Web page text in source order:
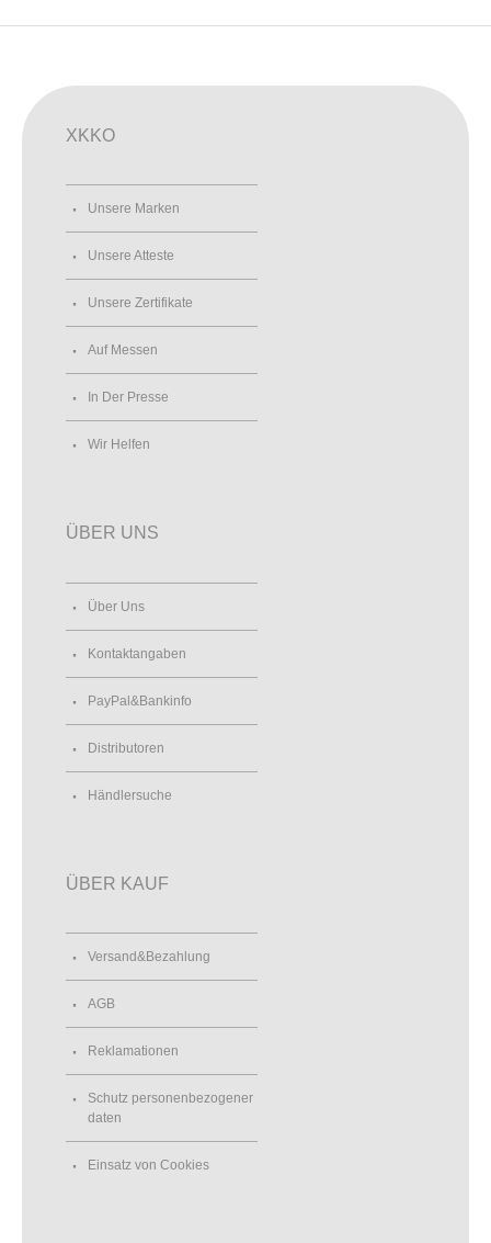
XKKO
Unsere Marken
Unsere Atteste
Unsere Zertifikate
Auf Messen
In Der Presse
Wir Helfen
ÜBER UNS
Über Uns
Kontaktangaben
PayPal&Bankinfo
Distributoren
Händlersuche
ÜBER KAUF
Versand&Bezahlung
AGB
Reklamationen
Schutz personenbezogener
daten
Einsatz von Cookies